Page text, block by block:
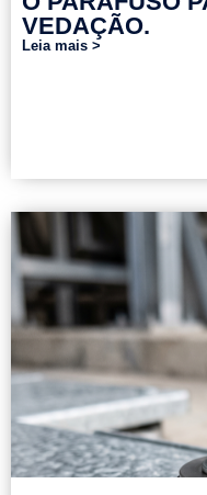
VEDAÇÃO.
Leia mais >